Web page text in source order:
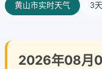
黄山市实时天气 3
2026年08月